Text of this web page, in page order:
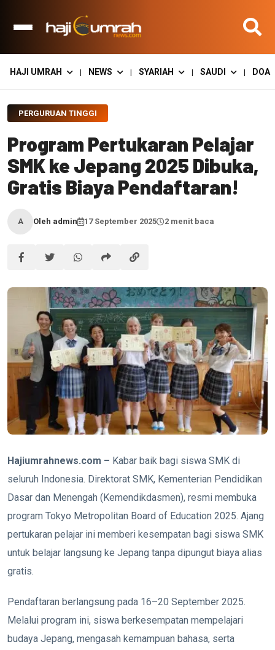
HAJI UMRAH | NEWS | SYARIAH | SAUDI | DOA
PERGURUAN TINGGI
Program Pertukaran Pelajar
SMK ke Jepang 2025 Dibuka,
Gratis Biaya Pendaftaran!
A Oleh admin 17 September 2025 2 menit baca
Hajiumrahnews.com – Kabar baik bagi siswa SMK di
seluruh Indonesia. Direktorat SMK, Kementerian Pendidikan
Dasar dan Menengah (Kemendikdasmen), resmi membuka
program Tokyo Metropolitan Board of Education 2025. Ajang
pertukaran pelajar ini memberi kesempatan bagi siswa SMK
untuk belajar langsung ke Jepang tanpa dipungut biaya alias
gratis.
Pendaftaran berlangsung pada 16–20 September 2025.
Melalui program ini, siswa berkesempatan mempelajari
budaya Jepang, mengasah kemampuan bahasa, serta